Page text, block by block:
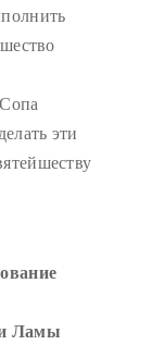
эти
Ламы